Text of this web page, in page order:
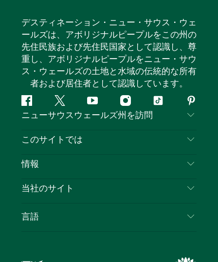
デスティネーション・ニュー・サウス・ウェ
ールズは、アボリジナルピープルをこの州の
先住民族および先住民国家として認識し、尊
重し、アボリジナルピープルをニュー・サウ
ス・ウェールズの土地と水域の伝統的な所有
者および居住者として認識しています。
フ
ェ
ス
ッ
ツ
イ
タ
ユ
ー
イ
ン
テ
ピ
ン
レ
ト
ニューサウスウェールズ州を訪問
お問い合わせ
クッキーに関する通知
このサイトでは
目的地
イベント
情報
旅行情報
NSWでのビジネス
当社のサイト
言語